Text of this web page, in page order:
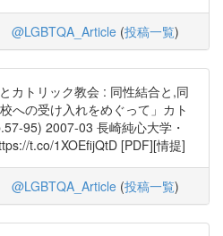
@LGBTQA_Article (投稿一覧)
カトリック教会 : 同性結合と,同
への受け入れをめぐって」カト
95) 2007-03 長崎純心大学・
t.co/1XOEfijQtD [PDF][情提]
@LGBTQA_Article (投稿一覧)